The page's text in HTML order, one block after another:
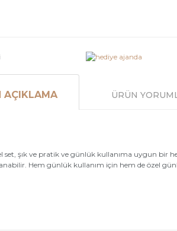
AÇIKLAMA ÜRÜN
set, şık ve pratik ve günlük kullanıma uygun bir
Hem günlük kullanım için hem de özel